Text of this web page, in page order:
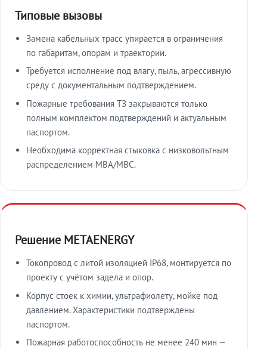
Типовые вызовы
Замена кабельных трасс упирается в ограничения
по габаритам, опорам и траектории.
Требуется исполнение под влагу, пыль, агрессивную
среду с документальным подтверждением.
Пожарные требования ТЗ закрываются только
полным комплектом подтверждений и актуальным
паспортом.
Необходима корректная стыковка с низковольтным
распределением МВА/МВС.
Решение METAENERGY
Токопровод с литой изоляцией IP68, монтируется по
проекту с учётом задела и опор.
Корпус стоек к химии, ультрафиолету, мойке под
давлением. Характеристики подтверждены
паспортом.
Пожарная работоспособность не менее 240 мин —